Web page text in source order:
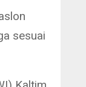
sesuai